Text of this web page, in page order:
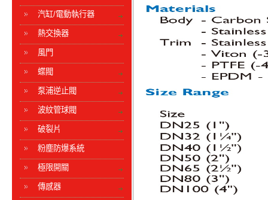
汽缸/電動執行器
熱交換器
風門
蝶閥
泵浦逆止閥
波紋管球閥
破裂片
粉塵防爆系統
極限開關
傳感器